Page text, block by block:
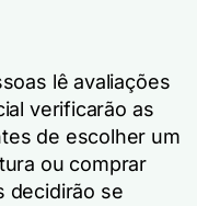
lê avaliações
verificarão as
de escolher um
ou comprar
decidirão se